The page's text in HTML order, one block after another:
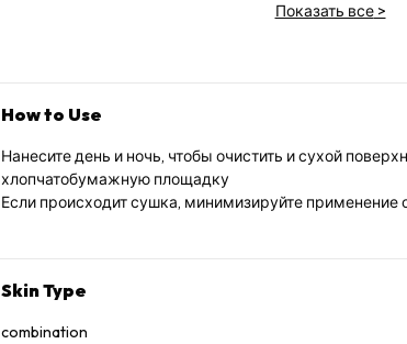
Показать все>
How to Use
Нанесите день и ночь, чтобы очистить и сухой
хлопчатобумажную площадку
Если происходит сушка, минимизируйте применение
Skin Type
combination